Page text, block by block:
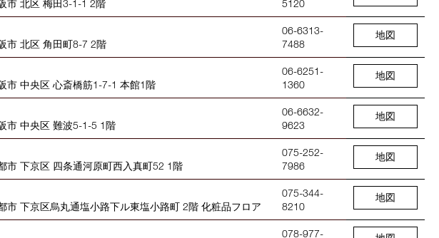
市 北区 梅田3-1-1 2階
5120
市 北区 角田町8-7 2階
06-6313-
7488
地図
市 中央区 心斎橋筋1-7-1 本館1階
06-6251-
1360
地図
市 中央区 難波5-1-5 1階
06-6632-
9623
地図
市 下京区 四条通河原町西入真町52 1階
075-252-
7986
地図
市 下京区烏丸通塩小路下ル東塩小路町 2階 化粧品フロア
075-344-
8210
地図
078-977-